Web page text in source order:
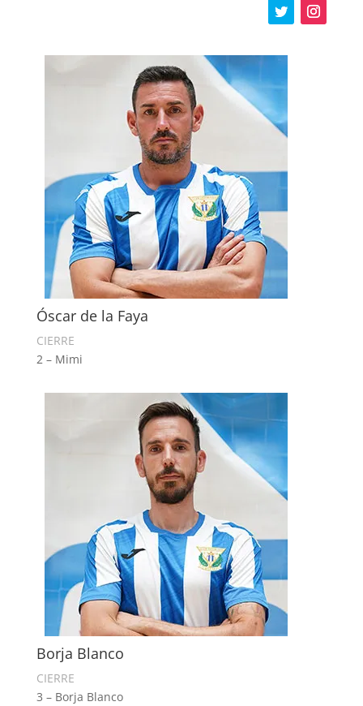
Óscar de la Faya
CIERRE
2 – Mimi
Borja Blanco
CIERRE
3 – Borja Blanco